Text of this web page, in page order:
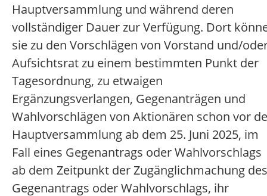
Hauptversammlung und während deren
vollständiger Dauer zur Verfügung. Dort
sie zu den Vorschlägen von Vorstand und/
Aufsichtsrat zu einem bestimmten Punkt der
Tagesordnung, zu etwaigen
Ergänzungsverlangen, Gegenanträgen und
Wahlvorschlägen von Aktionären schon vor
Hauptversammlung ab dem 25. Juni 2025, im
Fall eines Gegenantrags oder Wahlvorschlags
ab dem Zeitpunkt der Zugänglichmachung des
Gegenantrags oder Wahlvorschlags, ihr